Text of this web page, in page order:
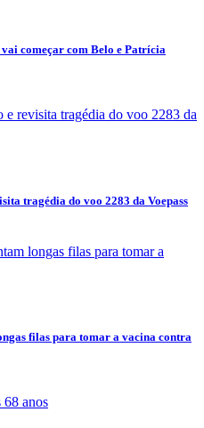
começar com Belo e Patrícia
tragédia do voo 2283 da Voepass
filas para tomar a vacina contra